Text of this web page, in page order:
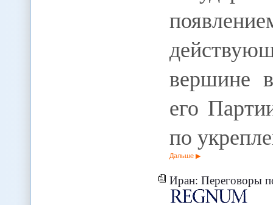
вершине
его
по
Дальше
Иран: Переговоры по